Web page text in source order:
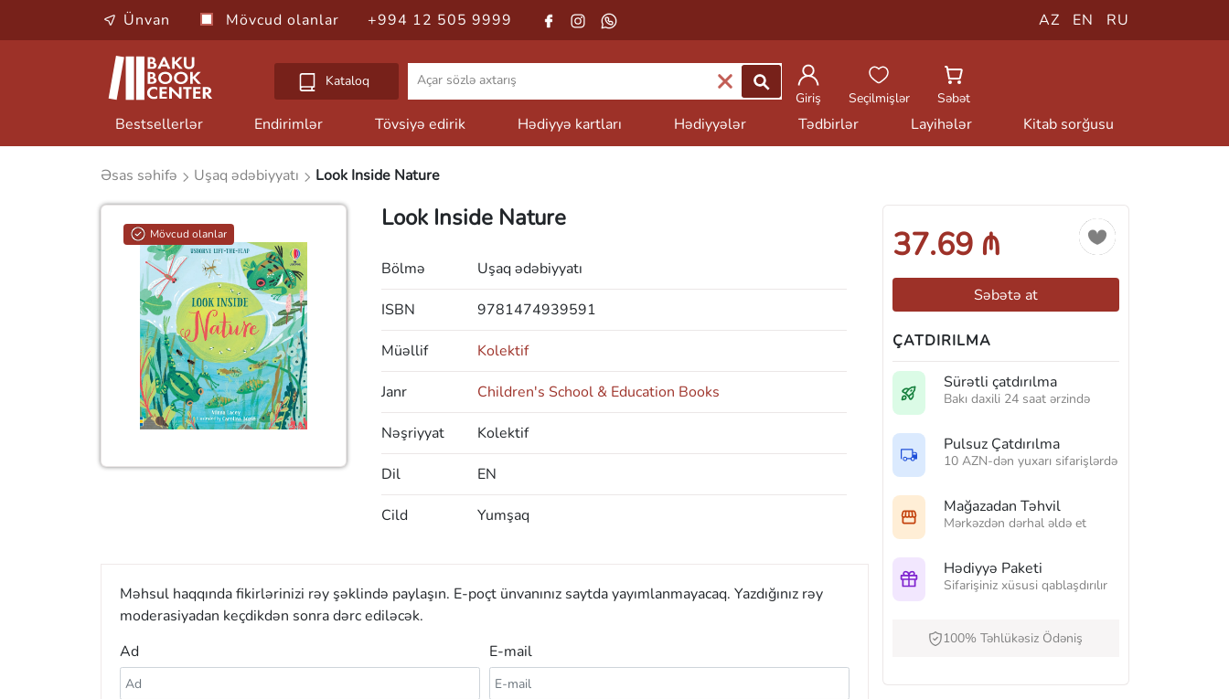
Ünvan Mövcud olanlar +994 12 505 9999 AZ EN RU
Kataloq
Giriş
Seçilmişlər Səbət
Bestsellerlər Endirimlər Tövsiyə edirik Hədiyyə kartları Hədiyyələr Tədbirlər Layihələr Kitab sorğusu
Əsas səhifə Uşaq ədəbiyyatı Look Inside Nature
Mövcud olanlar
Look Inside Nature
Bölmə Uşaq ədəbiyyatı
ISBN 9781474939591
Müəllif Kolektif
Janr Children's School & Education Books
Nəşriyyat Kolektif
Dil EN
Cild Yumşaq
Məhsul haqqında fikirlərinizi rəy şəklində paylaşın. E-poçt ünvanınız saytda yayımlanmayacaq. Yazdığınız rəy
moderasiyadan keçdikdən sonra dərc ediləcək.
Ad
E-mail
37.69 ₼
Səbətə at
ÇATDIRILMA
Sürətli çatdırılma
Bakı daxili 24 saat ərzində
Pulsuz Çatdırılma
10 AZN-dən yuxarı sifarişlərdə
Mağazadan Təhvil
Mərkəzdən dərhal əldə et
Hədiyyə Paketi
Sifarişiniz xüsusi qablaşdırılır
100% Təhlükəsiz Ödəniş